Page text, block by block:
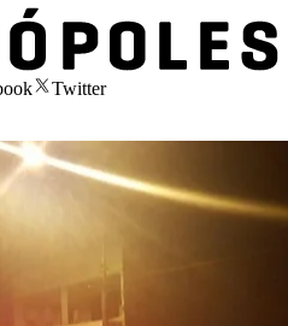
Twitter